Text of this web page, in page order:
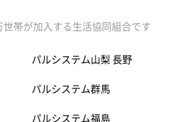
帯が加入する生活協同組合です
パルシステム山梨 長野
パルシステム群馬
パルシステム福島